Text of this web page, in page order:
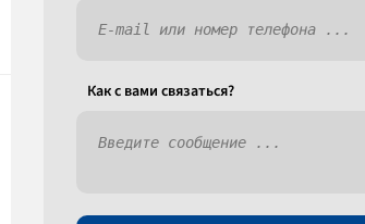
Как c вами связаться?